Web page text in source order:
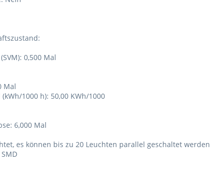
0,500 Mal
Mal
1000 h): 50,00 KWh/1000
6,000 Mal
es können bis zu 20 Leuchten parallel geschaltet werden